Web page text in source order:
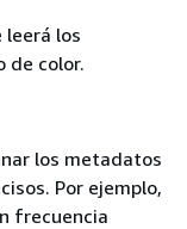
leerá los
de color.
los metadatos
Por ejemplo,
frecuencia